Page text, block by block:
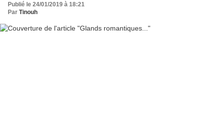
Publié le 24/01/2019 à 18:21
Par Tinouh